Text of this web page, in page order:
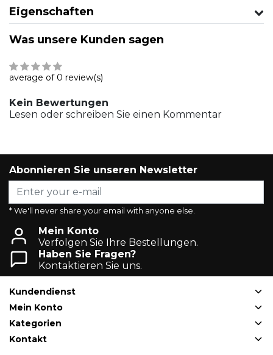
Eigenschaften
Was unsere Kunden sagen
average of 0 review(s)
Kein Bewertungen
Lesen oder schreiben Sie einen Kommentar
Abonnieren Sie unseren Newsletter
* We'll never share your email with anyone else.
Mein Konto
Verfolgen Sie Ihre Bestellungen.
Haben Sie Fragen?
Kontaktieren Sie uns.
Kundendienst
Mein Konto
Kategorien
Kontakt